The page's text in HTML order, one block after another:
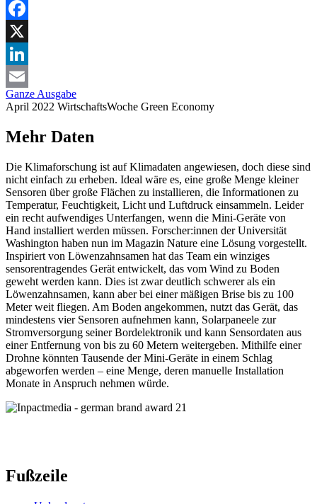
Facebook
X
LinkedIn
Email
Ganze Ausgabe
April 2022 WirtschaftsWoche Green Economy
Mehr Daten
Die Klimaforschung ist auf Klimadaten angewiesen, doch diese sind
nicht einfach zu erheben. Ideal wäre es, eine große Menge kleiner
Sensoren über große Flächen zu installieren, die Informationen zu
Temperatur, Feuchtigkeit, Licht und Luftdruck einsammeln. Leider
ein recht aufwendiges Unterfangen, wenn die Mini-Geräte von
Hand installiert werden müssen. Forscher:innen der Universität
Washington haben nun im Magazin Nature eine Lösung vorgestellt.
Inspiriert von Löwenzahnsamen hat das Team ein winziges
sensorentragendes Gerät entwickelt, das vom Wind zu Boden
geweht werden kann. Dies ist zwar deutlich schwerer als ein
Löwenzahnsamen, kann aber bei einer mäßigen Brise bis zu 100
Meter weit fliegen. Am Boden angekommen, nutzt das Gerät, das
mindestens vier Sensoren aufnehmen kann, Solarpaneele zur
Stromversorgung seiner Bordelektronik und kann Sensordaten aus
einer Entfernung von bis zu 60 Metern weitergeben. Mithilfe einer
Drohne könnten Tausende der Mini-Geräte in einem Schlag
abgeworfen werden – eine Menge, deren manuelle Installation
Monate in Anspruch nehmen würde.
Fußzeile